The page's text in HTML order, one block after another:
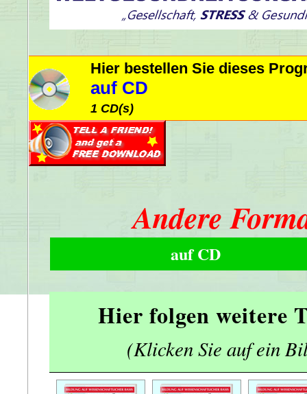
Hier bestellen Sie dieses
auf CD
1 CD(s)
Andere
auf CD
Hier folgen weitere
(Klicken Sie auf ein